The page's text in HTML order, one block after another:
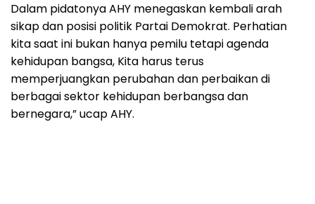
Dalam pidatonya AHY menegaskan kembali arah
sikap dan posisi politik Partai Demokrat. Perhatian
kita saat ini bukan hanya pemilu tetapi agenda
kehidupan bangsa, Kita harus terus
memperjuangkan perubahan dan perbaikan di
berbagai sektor kehidupan berbangsa dan
bernegara,” ucap AHY.